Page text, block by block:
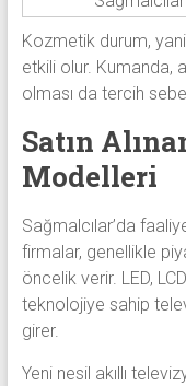
Kozmetik durum,
etkili olur. Kumanda,
olması da tercih
Satın
Modelleri
Sağmalcılar’da
firmalar, genellikle
öncelik verir. LED,
teknolojiye sahip
girer.
Yeni nesil akıllı